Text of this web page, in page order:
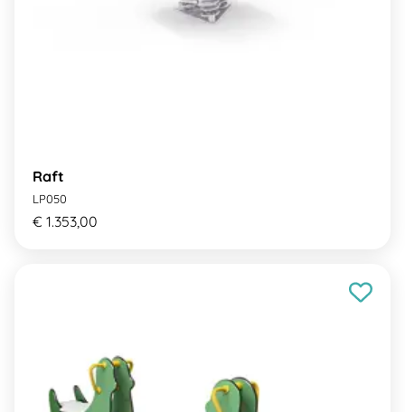
Raft
LP050
€ 1.353,00